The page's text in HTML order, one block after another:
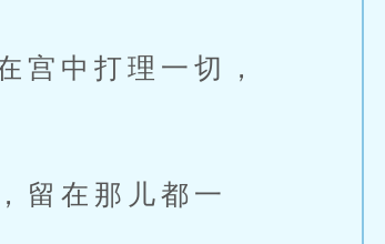
中打理一切，
留在那儿都一